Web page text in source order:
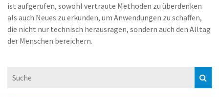
ist aufgerufen, sowohl vertraute Methoden zu überdenken
als auch Neues zu erkunden, um Anwendungen zu schaffen,
die nicht nur technisch herausragen, sondern auch den Alltag
der Menschen bereichern.